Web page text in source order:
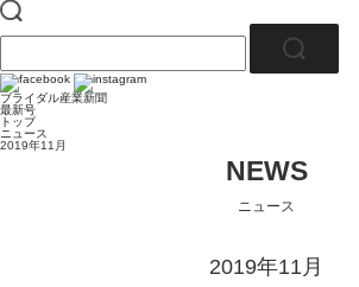
ブライダル産業新聞
最新号
トップ
ニュース
2019年11月
NEWS
ニュース
2019年11月